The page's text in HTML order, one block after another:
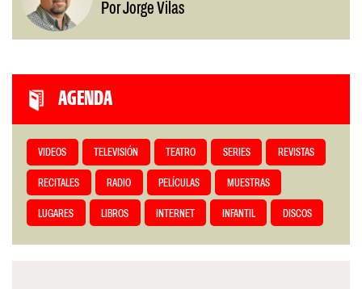
Por Jorge Vilas
AGENDA
VIDEOS TELEVISIÓN TEATRO SERIES REVISTAS
RECITALES RADIO PELÍCULAS MUESTRAS
LUGARES LIBROS INTERNET INFANTIL DISCOS